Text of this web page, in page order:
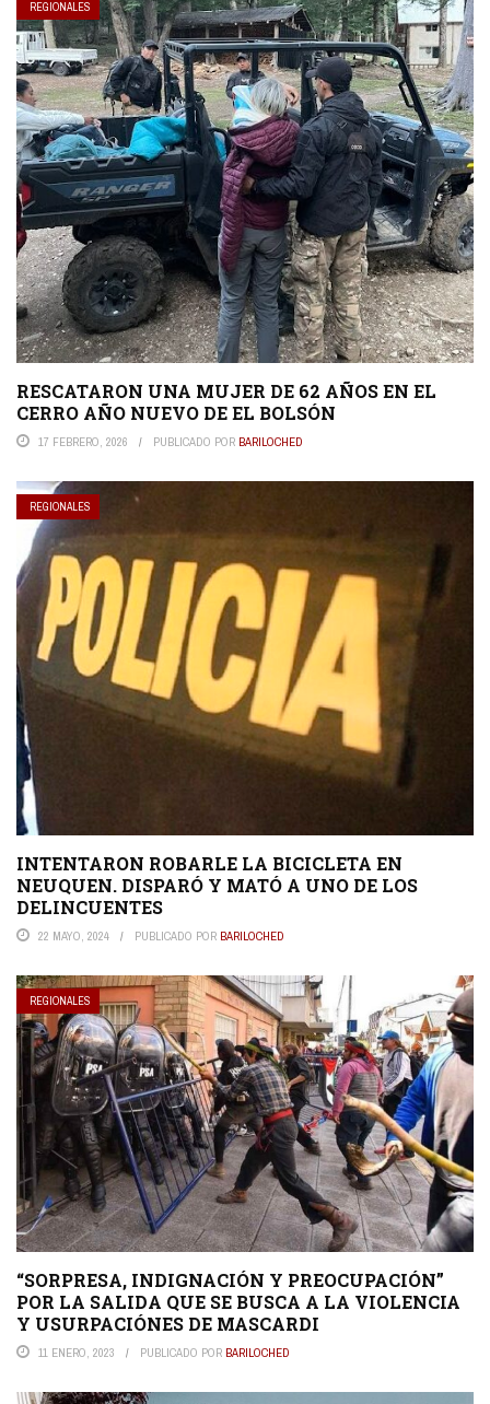
REGIONALES
RESCATARON UNA MUJER DE 62 AÑOS EN EL
CERRO AÑO NUEVO DE EL BOLSÓN
17 FEBRERO, 2026 PUBLICADO POR BARILOCHED
REGIONALES
INTENTARON ROBARLE LA BICICLETA EN
NEUQUEN. DISPARÓ Y MATÓ A UNO DE LOS
DELINCUENTES
22 MAYO, 2024 PUBLICADO POR BARILOCHED
REGIONALES
“SORPRESA, INDIGNACIÓN Y PREOCUPACIÓN”
POR LA SALIDA QUE SE BUSCA A LA VIOLENCIA
Y USURPACIÓNES DE MASCARDI
11 ENERO, 2023 PUBLICADO POR BARILOCHED